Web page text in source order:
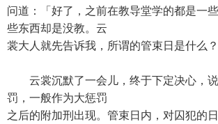
问道：「好了，之前在教导堂学的都是一
些东西却是没教。云
裳大人就先告诉我，所谓的管束日是什么？
云裳沉默了一会儿，终于下定决心，说
罚，一般作为大惩罚
之后的附加刑出现。管束日内，对囚犯的